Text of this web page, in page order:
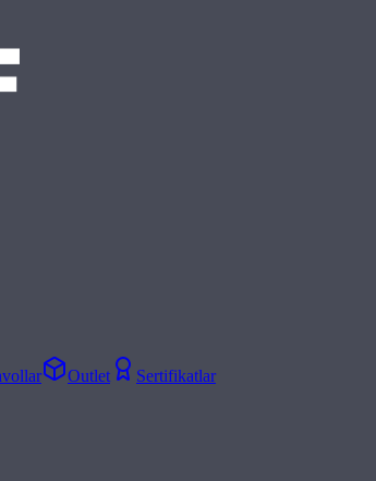
Outlet
Sertifikatlar